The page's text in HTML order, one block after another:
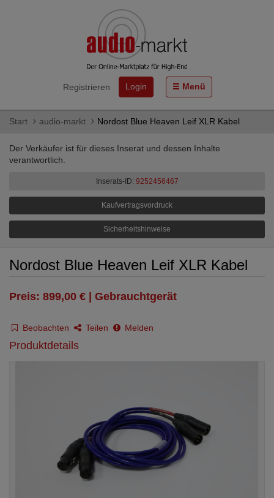
Registrieren Login Menü
Start audio-markt Nordost Blue Heaven Leif XLR Kabel
Der Verkäufer ist für dieses Inserat und dessen Inhalte
verantwortlich.
Inserats-ID: 9252456467
Kaufvertragsvordruck
Sicherheitshinweise
Nordost Blue Heaven Leif XLR Kabel
Preis: 899,00 € | Gebrauchtgerät
Beobachten Teilen Melden
Produktdetails